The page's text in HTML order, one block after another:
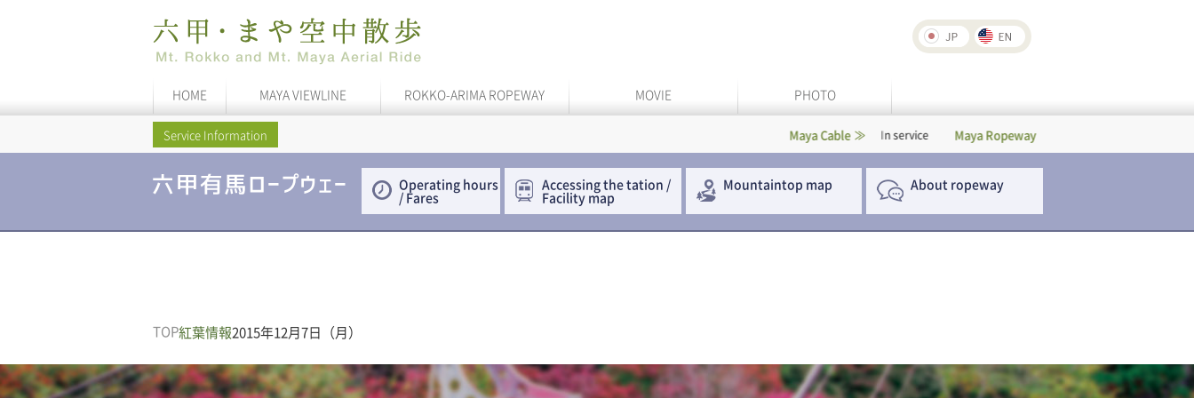
HOME MAYA VIEWLINE ROKKO-ARIMA ROPEWAY MOVIE PHOTO
Service Information In service Maya Ropeway In service
Operating hours
/ Fares
Accessing thetation /
Facility map
Mountaintop map About ropeway
TOP紅葉情報2015年12月7日（月）